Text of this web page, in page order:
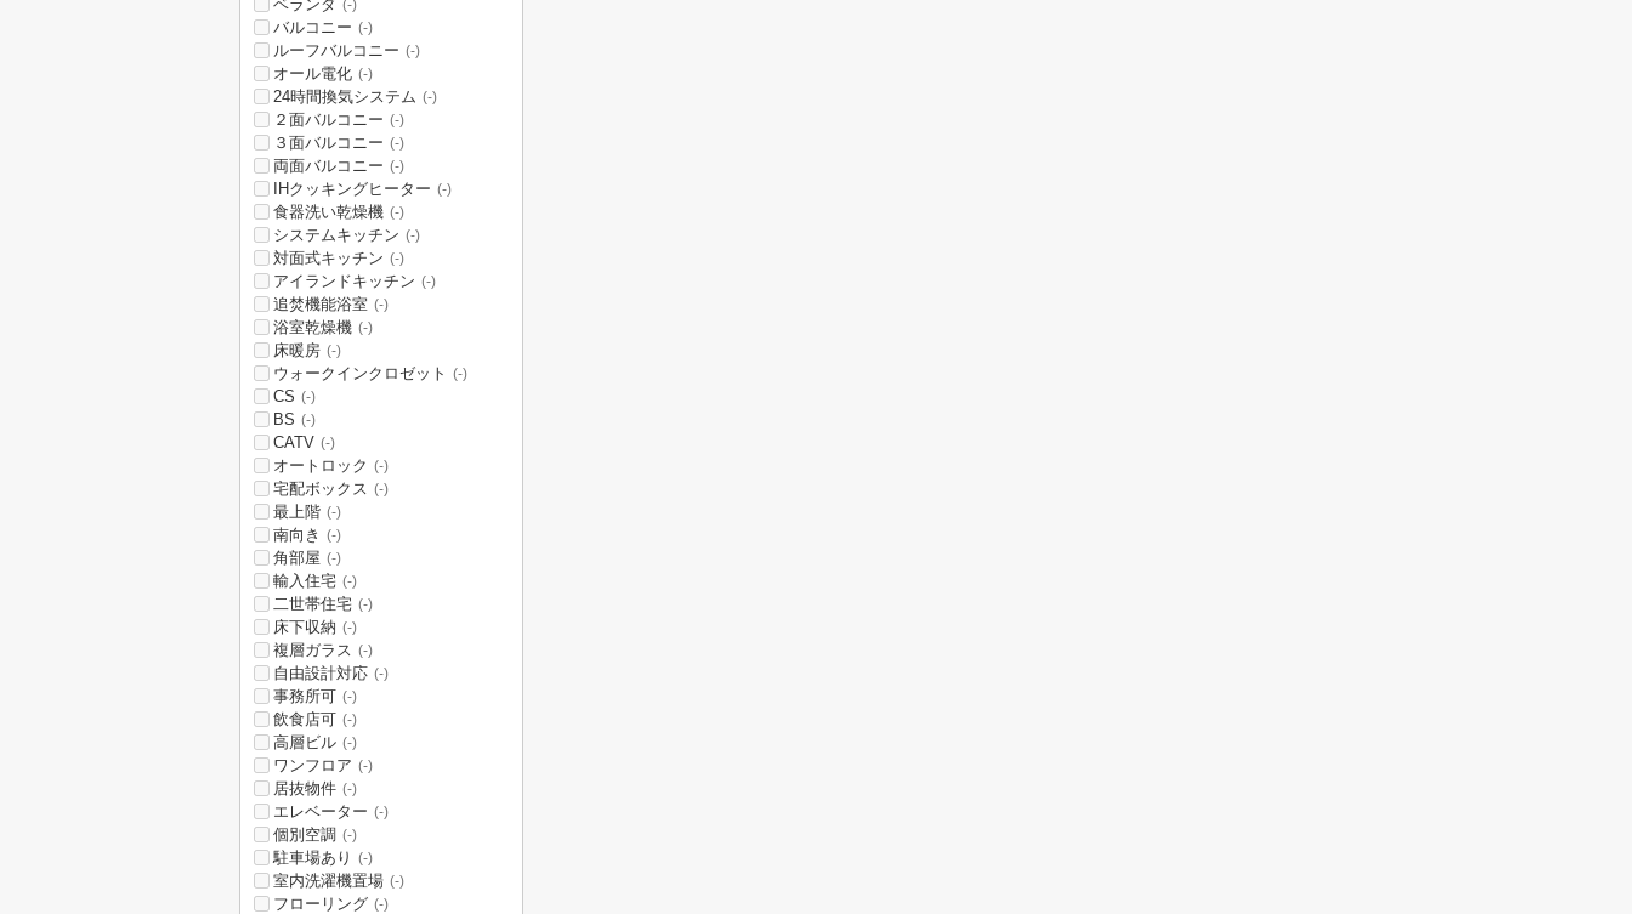
ベランダ (-)
バルコニー (-)
ルーフバルコニー (-)
オール電化 (-)
24時間換気システム (-)
２面バルコニー (-)
３面バルコニー (-)
両面バルコニー (-)
IHクッキングヒーター (-)
食器洗い乾燥機 (-)
システムキッチン (-)
対面式キッチン (-)
アイランドキッチン (-)
追焚機能浴室 (-)
浴室乾燥機 (-)
床暖房 (-)
ウォークインクロゼット (-)
CS (-)
BS (-)
CATV (-)
オートロック (-)
宅配ボックス (-)
最上階 (-)
南向き (-)
角部屋 (-)
輸入住宅 (-)
二世帯住宅 (-)
床下収納 (-)
複層ガラス (-)
自由設計対応 (-)
事務所可 (-)
飲食店可 (-)
高層ビル (-)
ワンフロア (-)
居抜物件 (-)
エレベーター (-)
個別空調 (-)
駐車場あり (-)
室内洗濯機置場 (-)
フローリング (-)